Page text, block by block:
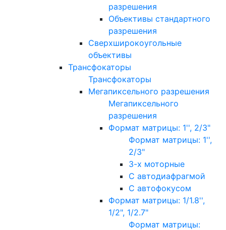
разрешения
Объективы стандартного
разрешения
Сверхширокоугольные
объективы
Трансфокаторы
Трансфокаторы
Мегапиксельного разрешения
Мегапиксельного
разрешения
Формат матрицы: 1'', 2/3"
Формат матрицы: 1'',
2/3"
3-х моторные
С автодиафрагмой
С автофокусом
Формат матрицы: 1/1.8'',
1/2", 1/2.7"
Формат матрицы: